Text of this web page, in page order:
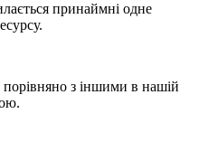
принаймні одне
з іншими в нашій